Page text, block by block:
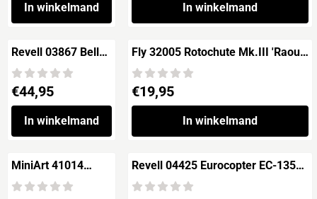
In winkelmand In winkelmand
Revell 03867 Bell
UH-1D "Goodbye
Huey"
Prijs: 44,95
€44,95
In winkelmand
Fly 32005 Rotochute Mk.III 'Raoul
Hafners Aircraft'
Prijs: 19,95
€19,95
In winkelmand
MiniArt 41014
CIERVA C.30 with
WINTER SKY
Revell 04425 Eurocopter EC-135
ADAC